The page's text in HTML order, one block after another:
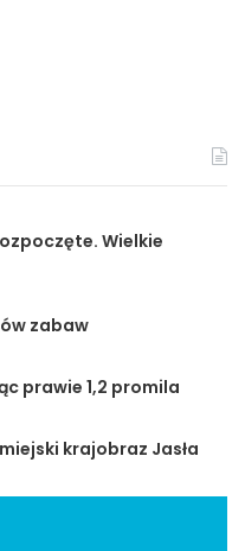
Wielkie
zabaw
prawie 1,2 promila
krajobraz Jasła